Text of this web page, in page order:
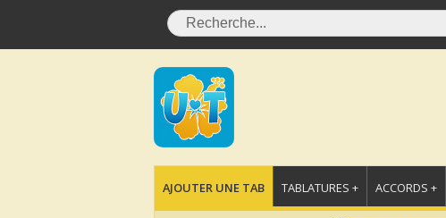
AJOUTER UNE TAB TABLATURES + ACCORDS +